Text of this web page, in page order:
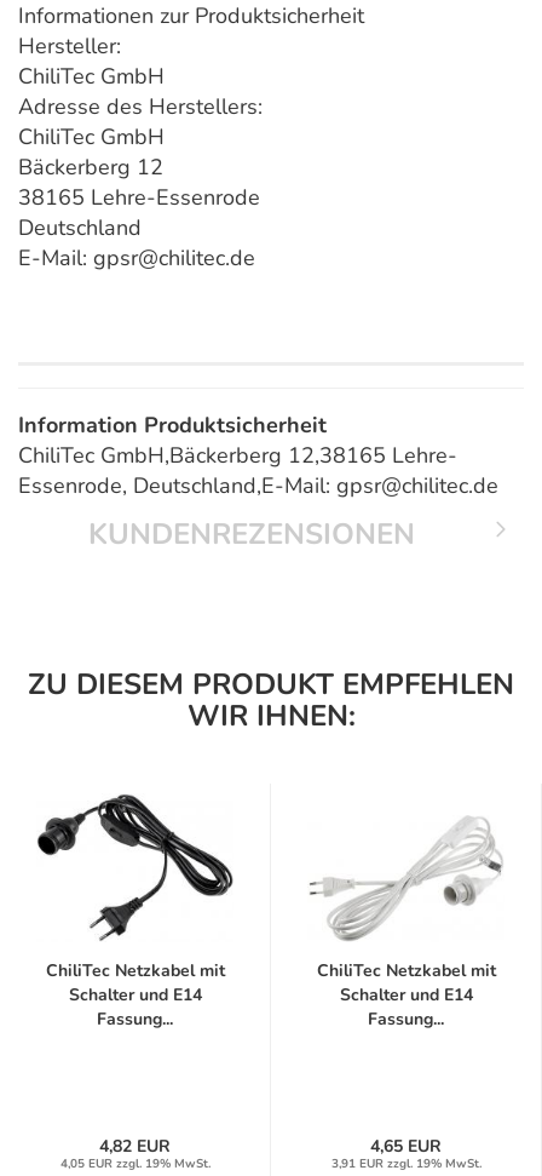
Informationen zur Produktsicherheit
Hersteller:
ChiliTec GmbH
Adresse des Herstellers:
ChiliTec GmbH
Bäckerberg 12
38165 Lehre-Essenrode
Deutschland
E-Mail: gpsr@chilitec.de
Information Produktsicherheit
ChiliTec GmbH,Bäckerberg 12,38165 Lehre-
Essenrode, Deutschland,E-Mail: gpsr@chilitec.de
KUNDENREZENSIONEN
ZU DIESEM PRODUKT EMPFEHLEN
WIR IHNEN:
ChiliTec Netzkabel mit
Schalter und E14
Fassung...
4,82 EUR
4,05 EUR zzgl. 19% MwSt.
ChiliTec Netzkabel mit
Schalter und E14
Fassung...
4,65 EUR
3,91 EUR zzgl. 19% MwSt.